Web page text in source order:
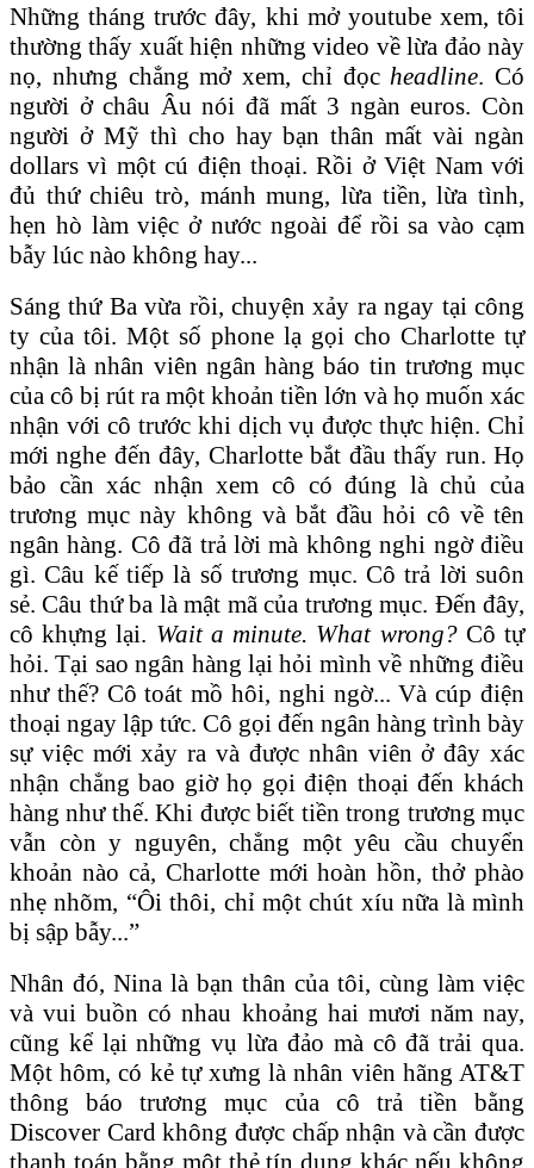
Những tháng trước đây, khi mở youtube xem, tôi
thường thấy xuất hiện những video về lừa đảo này
nọ, nhưng chẳng mở xem, chỉ đọcheadline. Có
người ở châu Âu nói đã mất 3 ngàn euros. Còn
người ở Mỹ thì cho hay bạn thân mất vài ngàn
dollars vì một cú điện thoại. Rồi ở Việt Nam với
đủ thứ chiêu trò, mánh mung, lừa tiền, lừa tình,
hẹn hò làm việc ở nước ngoài để rồi sa vào cạm
bẫy lúc nào không hay...
Sáng thứ Ba vừa rồi, chuyện xảy ra ngay tại công
ty của tôi. Một số phone lạ gọi cho Charlotte tự
nhận là nhân viên ngân hàng báo tin trương mục
của cô bị rút ra một khoản tiền lớn và họ muốn xác
nhận với cô trước khi dịch vụ được thực hiện. Chỉ
mới nghe đến đây, Charlotte bắt đầu thấy run. Họ
bảo cần xác nhận xem cô có đúng là chủ của
trương mục này không và bắt đầu hỏi cô về tên
ngân hàng. Cô đã trả lời mà không nghi ngờ điều
gì. Câu kế tiếp là số trương mục. Cô trả lời suôn
sẻ. Câu thứ ba là mật mã của trương mục. Đến đây,
cô khựng lại. Wait a minute. What wrong?Cô tự
hỏi. Tại sao ngân hàng lại hỏi mình về những điều
như thế? Cô toát mồ hôi, nghi ngờ... Và cúp điện
thoại ngay lập tức. Cô gọi đến ngân hàng trình bày
sự việc mới xảy ra và được nhân viên ở đây xác
nhận chẳng bao giờ họ gọi điện thoại đến khách
hàng như thế. Khi được biết tiền trong trương mục
vẫn còn y nguyên, chẳng một yêu cầu chuyển
khoản nào cả, Charlotte mới hoàn hồn, thở phào
nhẹ nhõm, “Ôi thôi, chỉ một chút xíu nữa là mình
bị sập bẫy...”
Nhân đó, Nina là bạn thân của tôi, cùng làm việc
và vui buồn có nhau khoảng hai mươi năm nay,
cũng kể lại những vụ lừa đảo mà cô đã trải qua.
Một hôm, có kẻ tự xưng là nhân viên hãng AT&T
thông báo trương mục của cô trả tiền bằng
Discover Card không được chấp nhận và cần được
thanh toán bằng một thẻ tín dụng khác nếu không